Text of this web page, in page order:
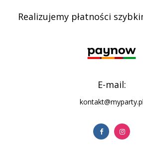
Realizujemy płatności
E-mail:
kontakt@myparty.pl